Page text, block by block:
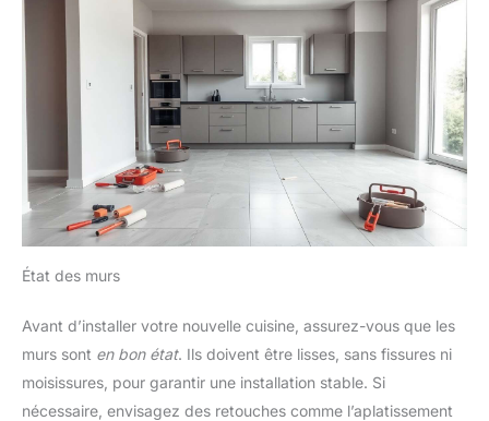
État des murs
Avant d’installer votre nouvelle cuisine, assurez-vous que les
murs sont en bon état. Ils doivent être lisses, sans fissures ni
moisissures, pour garantir une installation stable. Si
nécessaire, envisagez des retouches comme l’aplatissement